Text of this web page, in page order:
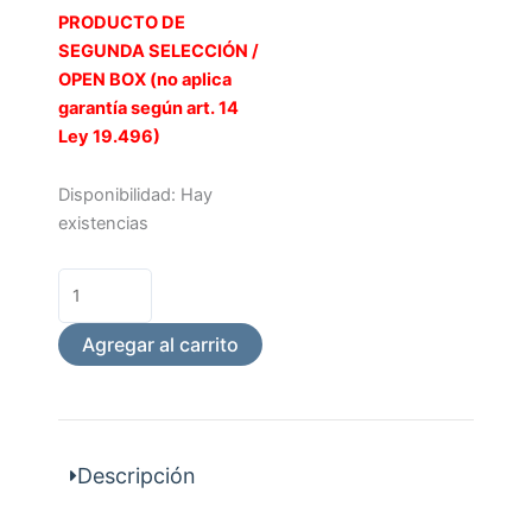
PRODUCTO DE
SEGUNDA SELECCIÓN /
OPEN BOX (no aplica
garantía según art. 14
Ley 19.496)
Disponibilidad: Hay
existencias
Bandas
Transp.P/Molares
Agregar al carrito
Descripción